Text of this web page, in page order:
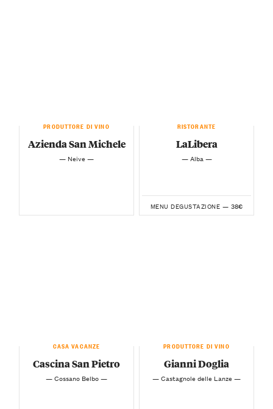
PRODUTTORE DI VINO
Azienda San Michele
— Neive —
RISTORANTE
LaLibera
— Alba —
MENU DEGUSTAZIONE — 38€
CASA VACANZE
Cascina San Pietro
— Cossano Belbo —
PRODUTTORE DI VINO
Gianni Doglia
— Castagnole delle Lanze —